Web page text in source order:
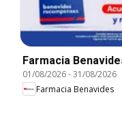
Farmacia
01/08/2026-31/08/2026
Farmacia Benavides